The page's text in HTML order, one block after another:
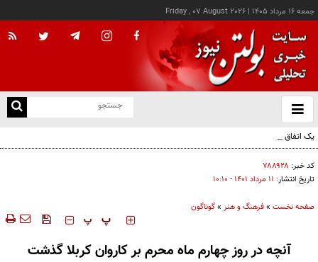
جمعه ۱۶ مرداد ۱۴۰۵ |
Friday , 07 August 2026
باز
و
یک اتفاق عجیب در «لوور»
کد خبر: ۷۸۸۹۲۸
تاریخ انتشار: ۱۱ مرداد ۱۴۰۱ - ۱۰:۱۰
صفحه نخست »فرهنگ و هنر »گوناگون
‍‍‍ پ پ
آنچه در روز چهارم ماه محرم بر کاروان کربلا گذشت